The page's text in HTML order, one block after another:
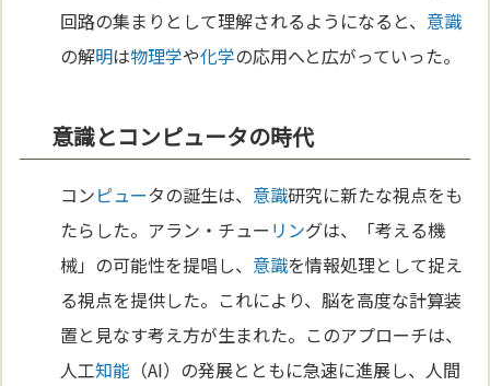
回路の集まりとして理解されるようになると、 意識
の解明は物理学や化学の応用へと広がっていった。
意識とコンピュータの時代
コンピュータの誕生は、 意識研究に新たな視点をも
たらした。アラン・チュー リングは、「考える機
械」の可能性を提唱し、 意識を情報処理として捉え
る視点を提供した。これにより、脳を高度な計算装
置と見なす考え方が生まれた。このアプローチは、
人工知能 （AI）の発展とともに急速に進展し、人間